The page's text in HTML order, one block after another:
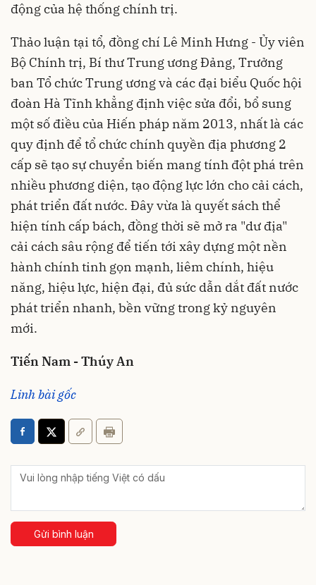
động của hệ thống chính trị.
Thảo luận tại tổ, đồng chí Lê Minh Hưng - Ủy viên
Bộ Chính trị, Bí thư Trung ương Đảng, Trưởng
ban Tổ chức Trung ương và các đại biểu Quốc hội
đoàn Hà Tĩnh khẳng định việc sửa đổi, bổ sung
một số điều của Hiến pháp năm 2013, nhất là các
quy định để tổ chức chính quyền địa phương 2
cấp sẽ tạo sự chuyển biến mang tính đột phá trên
nhiều phương diện, tạo động lực lớn cho cải cách,
phát triển đất nước. Đây vừa là quyết sách thể
hiện tính cấp bách, đồng thời sẽ mở ra "dư địa"
cải cách sâu rộng để tiến tới xây dựng một nền
hành chính tinh gọn mạnh, liêm chính, hiệu
năng, hiệu lực, hiện đại, đủ sức dẫn dắt đất nước
phát triển nhanh, bền vững trong kỷ nguyên
mới.
Tiến Nam - Thúy An
Linh bài gốc
Gửi bình luận